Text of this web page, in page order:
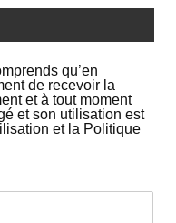
qu’en
de recevoir la
et à tout moment
et son utilisation est
et la Politique